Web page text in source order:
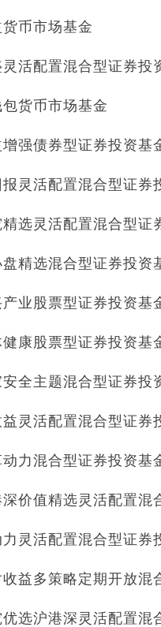
币市场基金
活配置混合型证券投
货币市场基金
强债券型证券投资基
灵活配置混合型证券
选灵活配置混合型证
精选混合型证券投资
业股票型证券投资基
康股票型证券投资基
全主题混合型证券投
灵活配置混合型证券
力混合型证券投资基
价值精选灵活配置混
灵活配置混合型证券
益多策略定期开放混
选沪港深灵活配置混